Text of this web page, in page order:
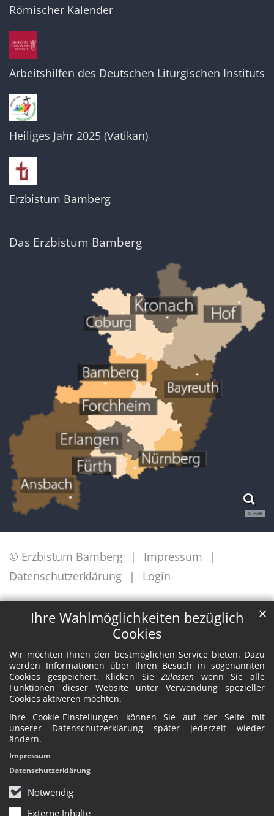
Ihre Wahlmöglichkeiten bezüglich
Cookies
Wir möchten Ihnen den bestmöglichen Service bieten. Dazu
werden Informationen über Ihren Besuch in sogenannten
Cookies gespeichert. Klicken SieZulassen wenn Sie alle
Funktionen dieser Website unter Verwendung spezieller
Cookies aktiveren möchten.
Ihre Cookie-Einstellungen können Sie auf der Seite mit
unserer Datenschutzerklärung später jederzeit wieder
ändern.
Notwendig
Externe Inhalte
✕
Impressum
Datenschutzerklärung
Römischer Kalender
Arbeitshilfen des Deutschen Liturgischen Instituts
Heiliges Jahr 2025 (Vatikan)
Erzbistum Bamberg
Das Erzbistum Bamberg
© eob
© Erzbistum Bamberg
Impressum
Datenschutzerklärung
Login